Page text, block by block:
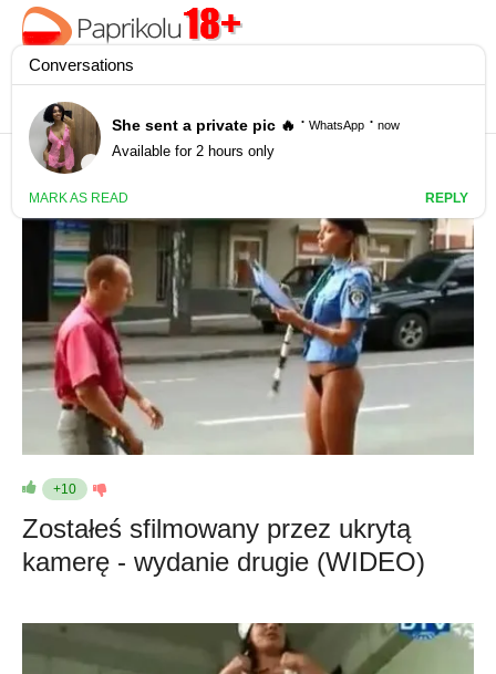
ZROBIONE UKRYTĄ KAMERĄ
+10
Zostałeś sfilmowany przez ukrytą
kamerę - wydanie drugie (WIDEO)